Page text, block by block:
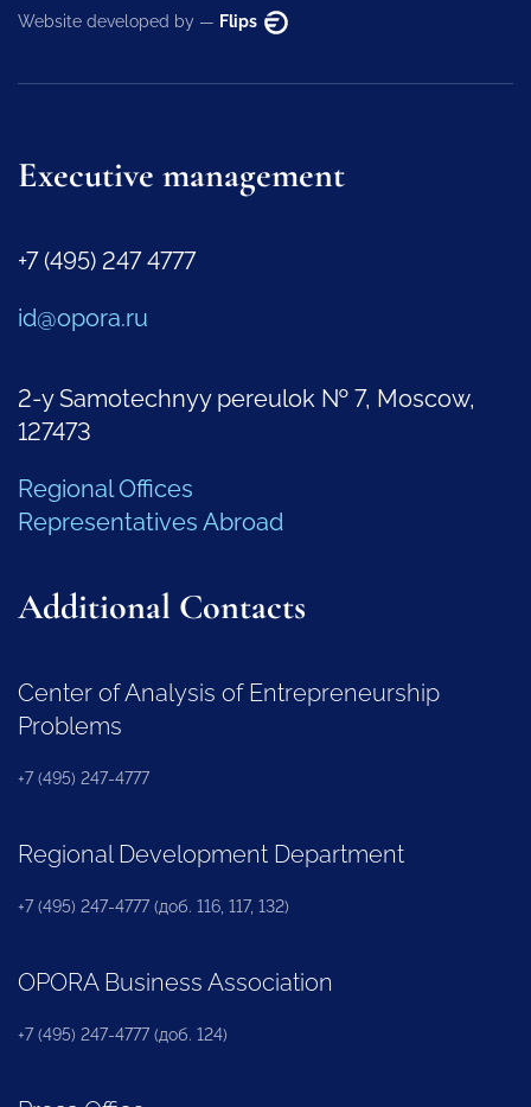
Website developed by — Flips
Executive management
+7 (495) 247 4777
id@opora.ru
2-y Samotechnyy pereulok № 7, Moscow,
127473
Regional Offices
Representatives Abroad
Additional Contacts
Center of Analysis of Entrepreneurship
Problems
+7 (495) 247-4777
Regional Development Department
+7 (495) 247-4777 (доб. 116, 117, 132)
OPORA Business Association
+7 (495) 247-4777 (доб. 124)